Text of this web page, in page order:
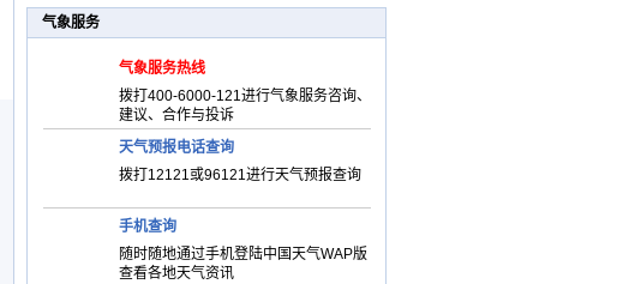
气象服务
气象服务热线
拨打400-6000-121进行气象服务咨询、
建议、合作与投诉
天气预报电话查询
拨打12121或96121进行天气预报查询
手机查询
随时随地通过手机登陆中国天气WAP版
查看各地天气资讯